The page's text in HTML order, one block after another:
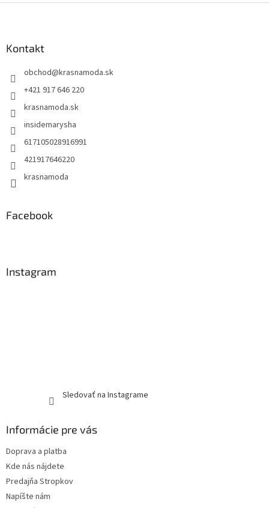
Kontakt
obchod@krasnamoda.sk
+421 917 646 220
krasnamoda.sk
insidemarysha
617105028916991
421917646220
krasnamoda
Facebook
Instagram
Sledovať na Instagrame
Informácie pre vás
Doprava a platba
Kde nás nájdete
Predajňa Stropkov
Napíšte nám